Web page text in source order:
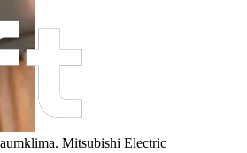
Mitsubishi Electric